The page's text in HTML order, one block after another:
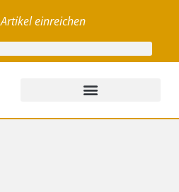
Artikel einreichen